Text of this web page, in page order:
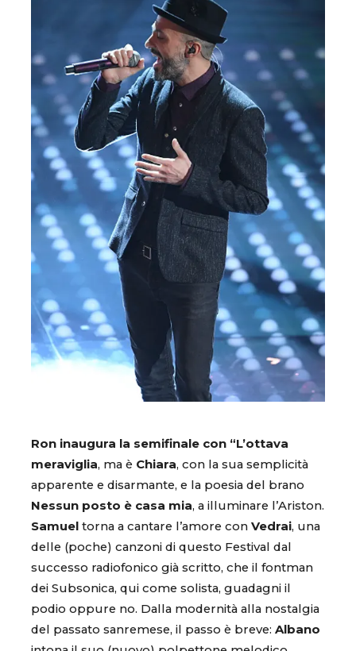
Ron inaugura la semifinale con “L’ottava
meraviglia, ma è Chiara, con la sua semplicità
apparente e disarmante, e la poesia del brano
Nessun posto è casa mia, a illuminare l’Ariston.
Samuel torna a cantare l’amore con Vedrai, una
delle (poche) canzoni di questo Festival dal
successo radiofonico già scritto, che il fontman
dei Subsonica, qui come solista, guadagni il
podio oppure no. Dalla modernità alla nostalgia
del passato sanremese, il passo è breve: Albano